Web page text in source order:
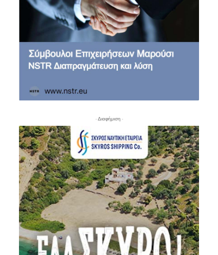
- Διαφήμιση -